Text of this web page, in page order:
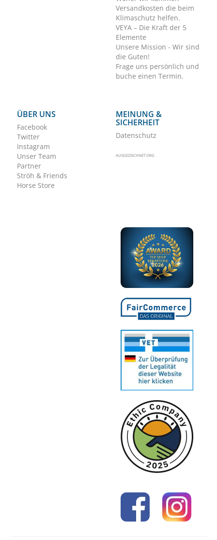
Versandkosten die beim
Klimaschutz helfen.
VEYA – Die Kraft der 5
Elemente
Unsere Mission - Wir sind
die Guten!
Frage uns persönlich und
buche einen Termin.
ÜBER UNS
Facebook
Twitter
Instagram
Unser Team
Partner
Ströh & Friends
Horse Store
MEINUNG &
SICHERHEIT
Datenschutz
AUSGEZEICHNET.ORG